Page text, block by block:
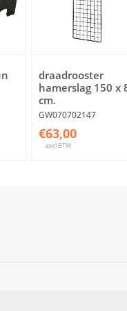
draadrooster
hamerslag 150 x
cm.
GW070702147
€63,00
excl.BTW